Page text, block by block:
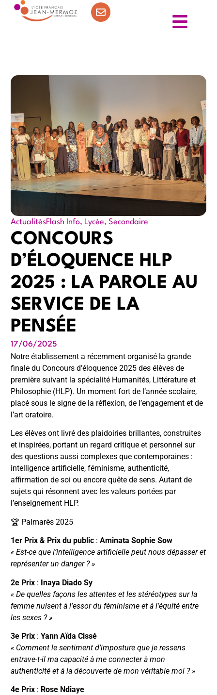
ActualitésFlash Info, Lycée,Secondaire
CONCOURS
D’ÉLOQUENCE HLP
2025 : LA PAROLE AU
SERVICE DE LA
PENSÉE
17/06/2025
Notre établissement a récemment organisé la grande
finale du Concours d’éloquence 2025 des élèves de
première suivant la spécialité Humanités, Littérature et
Philosophie (HLP). Un moment fort de l’année scolaire,
placé sous le signe de la réflexion, de l’engagement et de
l’art oratoire.
Les élèves ont livré des plaidoiries brillantes, construites
et inspirées, portant un regard critique et personnel sur
des questions aussi complexes que contemporaines :
intelligence artificielle, féminisme, authenticité,
affirmation de soi ou encore quête de sens. Autant de
sujets qui résonnent avec les valeurs portées par
l’enseignement HLP.
🏆 Palmarès 2025
1er Prix & Prix du public :Aminata Sophie Sow
« Est-ce que l’intelligence artificielle peut nous dépasser et
représenter un danger ? »
2e Prix : Inaya Diado Sy
« De quelles façons les attentes et les stéréotypes sur la
femme nuisent à l’essor du féminisme et à l’équité entre
les sexes ? »
3e Prix :Yann Aïda Cissé
« Comment le sentiment d’imposture que je ressens
entrave-t-il ma capacité à me connecter à mon
authenticité et à la découverte de mon véritable moi ? »
4e Prix : Rose Ndiaye